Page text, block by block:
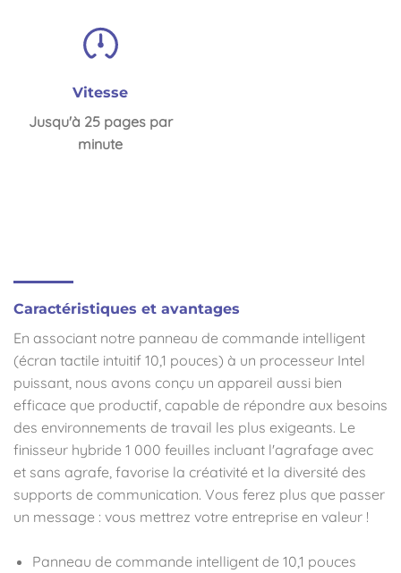
Vitesse
Jusqu'à 25 pages par
minute
Caractéristiques et avantages
En associant notre panneau de commande intelligent
(écran tactile intuitif 10,1 pouces) à un processeur Intel
puissant, nous avons conçu un appareil aussi bien
efficace que productif, capable de répondre aux besoins
des environnements de travail les plus exigeants. Le
finisseur hybride 1 000 feuilles incluant l'agrafage avec
et sans agrafe, favorise la créativité et la diversité des
supports de communication. Vous ferez plus que passer
un message : vous mettrez votre entreprise en valeur !
Panneau de commande intelligent de 10,1 pouces